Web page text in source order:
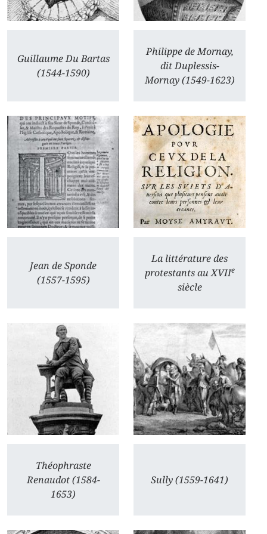
Guillaume Du Bartas
(1544-1590)
Philippe de Mornay,
dit Duplessis-
Mornay (1549-1623)
Jean de Sponde
(1557-1595)
La littérature des
protestants au XVIIe
siècle
Théophraste
Renaudot (1584-
1653)
Sully (1559-1641)